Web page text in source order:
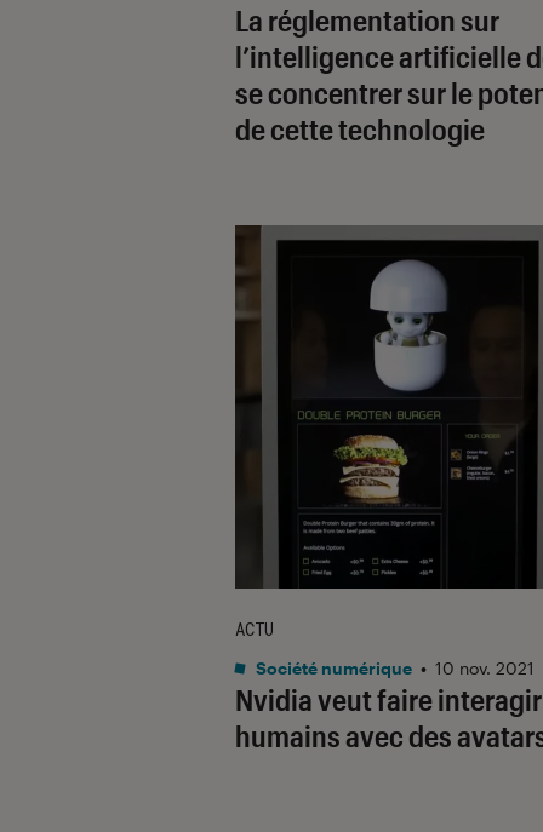
La réglementation sur
l’intelligence artificielle
se concentrer sur le
de cette technologie
Nvidia veut faire
humains avec des
ACTU
Société numérique • 10 nov. 2021